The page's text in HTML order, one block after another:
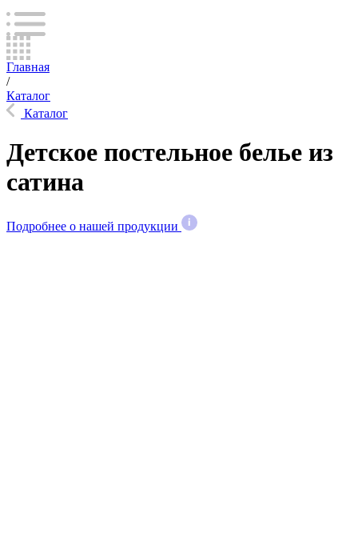
Главная
/
Каталог
Каталог
Детское постельное белье из
сатина
Подробнее о нашей продукции